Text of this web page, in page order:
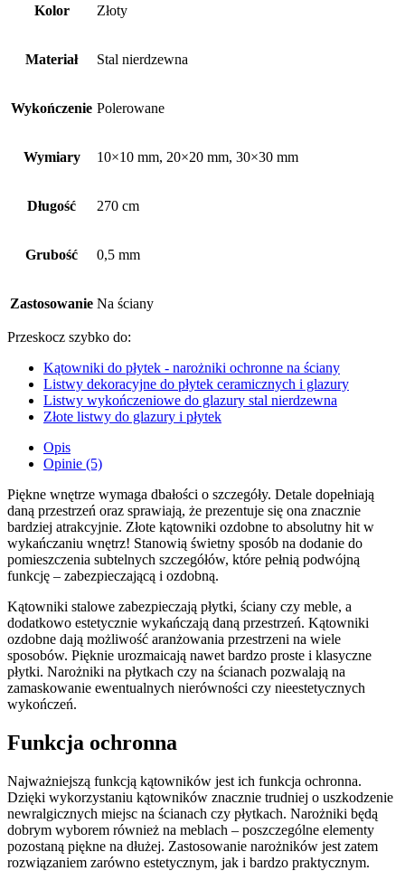
Kolor Złoty
Materiał Stal nierdzewna
Wykończenie Polerowane
Wymiary 10×10 mm, 20×20 mm, 30×30 mm
Długość 270 cm
Grubość 0,5 mm
Zastosowanie Na ściany
Przeskocz szybko do:
Kątowniki do płytek - narożniki ochronne na ściany
Listwy dekoracyjne do płytek ceramicznych i glazury
Listwy wykończeniowe do glazury stal nierdzewna
Złote listwy do glazury i płytek
Opis
Opinie (5)
Piękne wnętrze wymaga dbałości o szczegóły. Detale dopełniają
daną przestrzeń oraz sprawiają, że prezentuje się ona znacznie
bardziej atrakcyjnie. Złote kątowniki ozdobne to absolutny hit w
wykańczaniu wnętrz! Stanowią świetny sposób na dodanie do
pomieszczenia subtelnych szczegółów, które pełnią podwójną
funkcję – zabezpieczającą i ozdobną.
Kątowniki stalowe zabezpieczają płytki, ściany czy meble, a
dodatkowo estetycznie wykańczają daną przestrzeń. Kątowniki
ozdobne dają możliwość aranżowania przestrzeni na wiele
sposobów. Pięknie urozmaicają nawet bardzo proste i klasyczne
płytki. Narożniki na płytkach czy na ścianach pozwalają na
zamaskowanie ewentualnych nierówności czy nieestetycznych
wykończeń.
Funkcja ochronna
Najważniejszą funkcją kątowników jest ich funkcja ochronna.
Dzięki wykorzystaniu kątowników znacznie trudniej o uszkodzenie
newralgicznych miejsc na ścianach czy płytkach. Narożniki będą
dobrym wyborem również na meblach – poszczególne elementy
pozostaną piękne na dłużej. Zastosowanie narożników jest zatem
rozwiązaniem zarówno estetycznym, jak i bardzo praktycznym.